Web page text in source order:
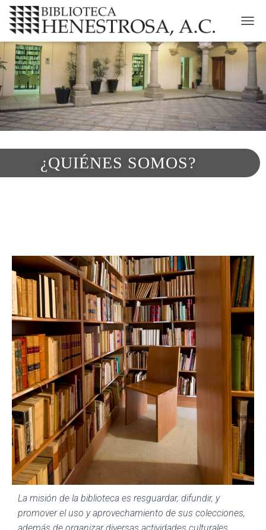
¿QUIÉNES SOMOS?
La misión de la biblioteca es resguardar, difundir, y
promover el uso y aprovechamiento de sus colecciones,